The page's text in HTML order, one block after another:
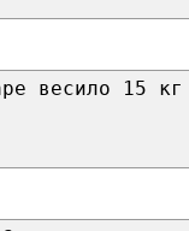
весило 15 кг